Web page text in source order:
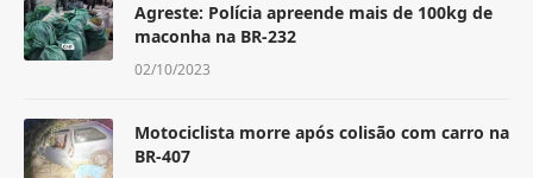
Agreste: Polícia apreende mais de 100kg de
maconha na BR-232
02/10/2023
Motociclista morre após colisão com carro na
BR-407